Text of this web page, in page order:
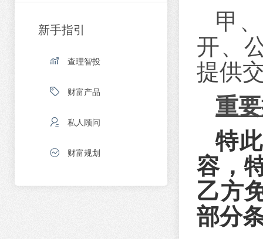
新手指引
查理智投
财富产品
私人顾问
财富规划
甲
开、
提供
重
特
容，
乙方
部分